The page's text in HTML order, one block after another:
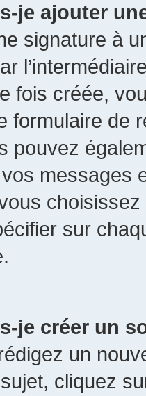
je ajouter
signature à
fois créée,
formulaire de
pouvez
messages
sur
je créer un
un
cliquez